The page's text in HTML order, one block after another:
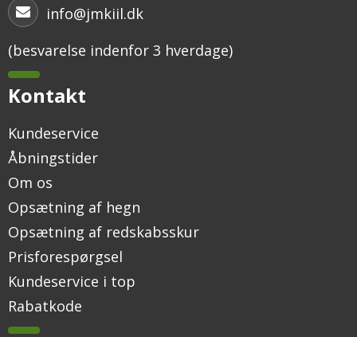
info@jmkiil.dk
(besvarelse indenfor 3 hverdage)
Kontakt
Kundeservice
Åbningstider
Om os
Opsætning af hegn
Opsætning af redskabsskur
Prisforespørgsel
Kundeservice i top
Rabatkode